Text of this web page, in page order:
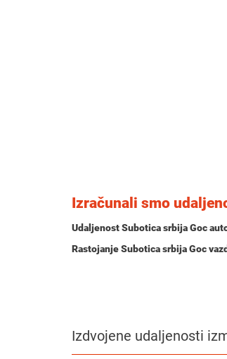
Izračunali smo
Udaljenost Subotica srbija Goc
Rastojanje Subotica srbija Goc
Izdvojene udaljenosti